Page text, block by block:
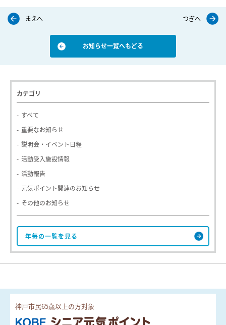
まえへ
お知らせ一覧へもどる
つぎへ
カテゴリ
すべて
重要なお知らせ
説明会・イベント日程
活動受入施設情報
活動報告
元気ポイント関連のお知らせ
その他のお知らせ
神戸市民65歳以上の方対象